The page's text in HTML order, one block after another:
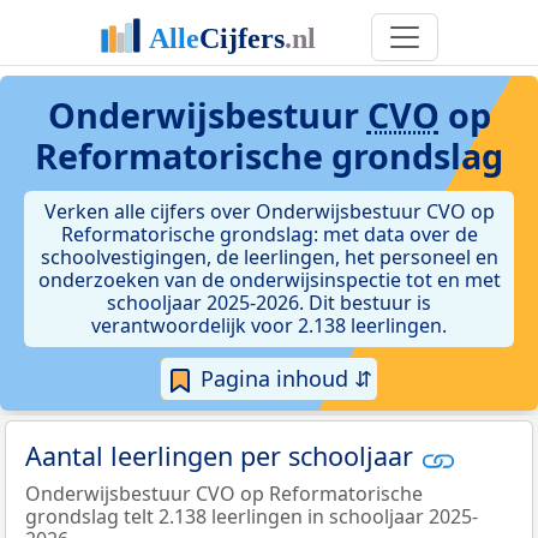
Onderwijsbestuur CVO op
Reformatorische grondslag
Verken alle cijfers over Onderwijsbestuur CVO op
Reformatorische grondslag: met data over de
schoolvestigingen, de leerlingen, het personeel en
onderzoeken van de onderwijsinspectie tot en met
schooljaar 2025-2026. Dit bestuur is
verantwoordelijk voor 2.138 leerlingen.
Pagina inhoud ⇵
Aantal leerlingen per schooljaar
Onderwijsbestuur CVO op Reformatorische
grondslag telt 2.138 leerlingen in schooljaar 2025-